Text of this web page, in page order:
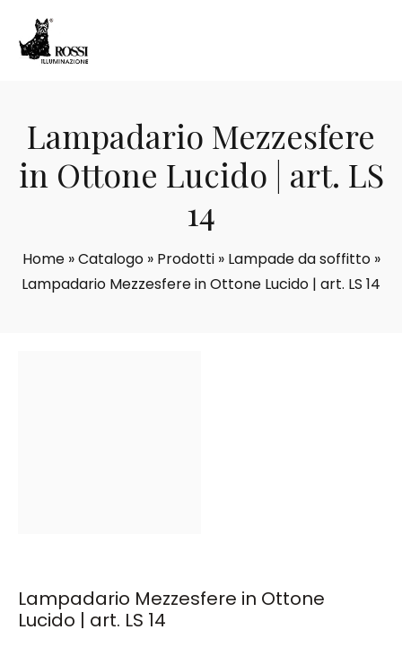
Lampadario Mezzesfere
in Ottone Lucido | art. LS
14
Home»Catalogo» Prodotti» Lampade da soffitto»
Lampadario Mezzesfere in Ottone Lucido | art. LS 14
Lampadario Mezzesfere in Ottone
Lucido | art. LS 14